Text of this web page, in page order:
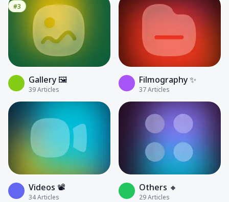
#3
Gallery 🖼️
39Articles
Filmography ✨
37Articles
Videos 📽
34Articles
Others 🔸
29Articles